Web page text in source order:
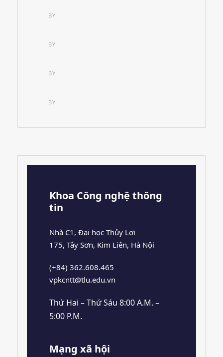
BY
BY
BY
BY
Khoa Công nghệ thông
tin
Nhà C1, Đại học Thủy Lợi
175, Tây Sơn, Kim Liên, Hà Nội
(+84) 362.608.465
vpkcntt@tlu.edu.vn
Thứ Hai – Thứ Sáu 8:00 A.M. –
5:00 P.M.
Mạng xã hội